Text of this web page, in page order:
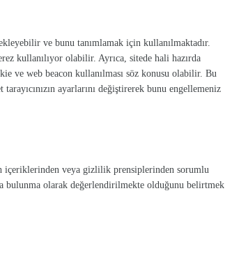
ve bunu tanımlamak için kullanılmaktadır.
kullanılıyor olabilir. Ayrıca, sitede hali hazırda
ve web beacon kullanılması söz konusu olabilir. Bu
ayarlarını değiştirerek bunu engellemeniz
içeriklerinden veya gizlilik prensiplerinden sorumlu
bulunma olarak değerlendirilmekte olduğunu belirtmek